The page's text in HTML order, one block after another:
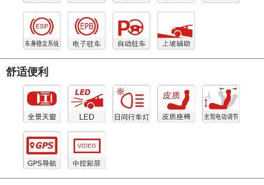
舒适便利